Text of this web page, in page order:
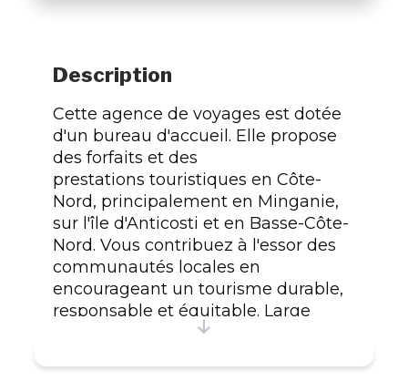
Description
Cette agence de voyages est dotée
d'un bureau d'accueil. Elle propose
des forfaits et des
prestations touristiques en Côte-
Nord, principalement en Minganie,
sur l'île d'Anticosti et en Basse-Côte-
Nord. Vous contribuez à l'essor des
communautés locales en
encourageant un tourisme durable,
responsable et équitable. Large
gamme de services : réservations de